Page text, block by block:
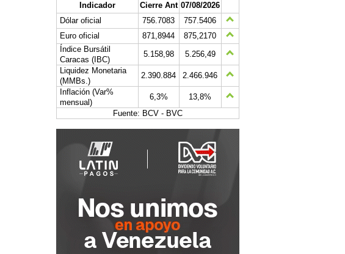
Indicador Cierre Ant 07/08/2026
Dólar oficial
756.7083
757.5406
Euro oficial
871,8944
875,2170
Índice Bursátil
Caracas (IBC)
5.158,98
5.256,49
Liquidez Monetaria
(MMBs.)
2.390.884
2.466.946
Inflación (Var%
mensual)
6,3%
13,8%
Fuente: BCV - BVC